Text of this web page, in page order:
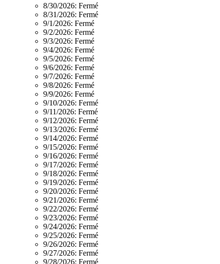
8/30/2026: Fermé
8/31/2026: Fermé
9/1/2026: Fermé
9/2/2026: Fermé
9/3/2026: Fermé
9/4/2026: Fermé
9/5/2026: Fermé
9/6/2026: Fermé
9/7/2026: Fermé
9/8/2026: Fermé
9/9/2026: Fermé
9/10/2026: Fermé
9/11/2026: Fermé
9/12/2026: Fermé
9/13/2026: Fermé
9/14/2026: Fermé
9/15/2026: Fermé
9/16/2026: Fermé
9/17/2026: Fermé
9/18/2026: Fermé
9/19/2026: Fermé
9/20/2026: Fermé
9/21/2026: Fermé
9/22/2026: Fermé
9/23/2026: Fermé
9/24/2026: Fermé
9/25/2026: Fermé
9/26/2026: Fermé
9/27/2026: Fermé
9/28/2026: Fermé